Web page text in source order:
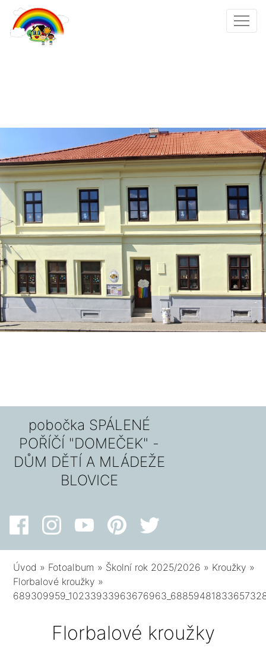
pobočka SPÁLENÉ
POŘÍČÍ "DOMEČEK" -
DŮM DĚTÍ A MLÁDEŽE
BLOVICE
Úvod » Fotoalbum » Školní rok 2025/2026 » Kroužky »
Florbalové kroužky »
Florbalové kroužky